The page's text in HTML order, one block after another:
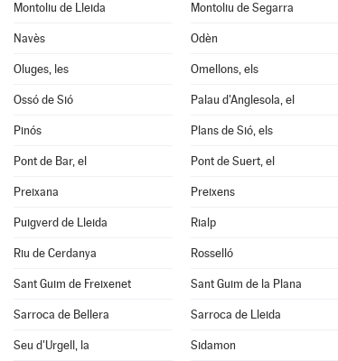
Montoliu de Lleida Montoliu de Segarra
Navès Odèn
Oluges, les Omellons, els
Ossó de Sió Palau d'Anglesola, el
Pinós Plans de Sió, els
Pont de Bar, el Pont de Suert, el
Preixana Preixens
Puigverd de Lleida Rialp
Riu de Cerdanya Rosselló
Sant Guim de Freixenet Sant Guim de la Plana
Sarroca de Bellera Sarroca de Lleida
Seu d'Urgell, la Sidamon